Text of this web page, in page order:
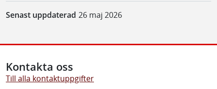
Senast uppdaterad 26 maj 2026
Kontakta oss
Till alla kontaktuppgifter